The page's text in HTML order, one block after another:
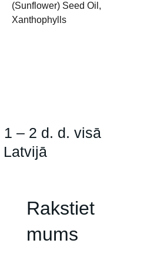
(Sunflower) Seed Oil,
Xanthophylls
Rakstiet
mums
1 – 2 d. d. visā
Latvijā